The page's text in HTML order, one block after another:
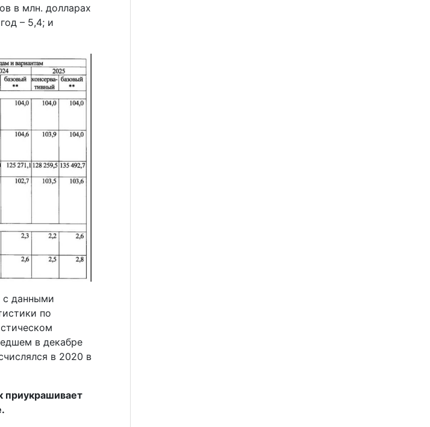
в млн. долларах
– 5,4; и
с данными
по
в декабре
в 2020 в
приукрашивает